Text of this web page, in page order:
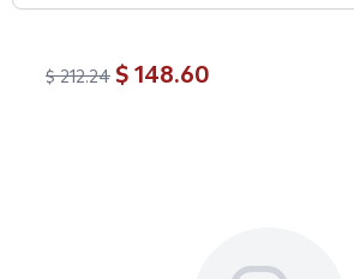
148.60 $
212.24 $